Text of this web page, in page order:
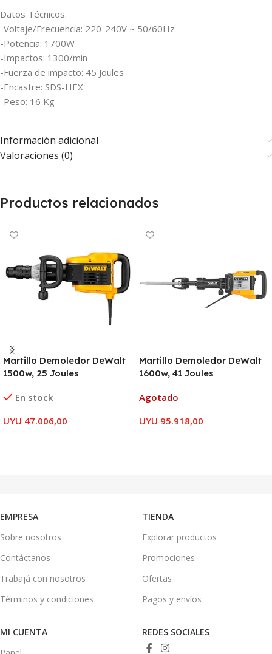
Datos Técnicos:
-Voltaje/Frecuencia: 220-240V ~ 50/60Hz
-Potencia: 1700W
-Impactos: 1300/min
-Fuerza de impacto: 45 Joules
-Encastre: SDS-HEX
-Peso: 16 Kg
Información adicional
Valoraciones (0)
Productos relacionados
Martillo Demoledor DeWalt
1500w, 25 Joules
En stock
UYU 47.006,00
Martillo Demoledor DeWalt
1600w, 41 Joules
Agotado
UYU 95.918,00
EMPRESA
Sobre nosotros
Contáctanos
Trabajá con nosotros
Términos y condiciones
TIENDA
Explorar productos
Promociones
Ofertas
Pagos y envíos
MI CUENTA
REDES SOCIALES